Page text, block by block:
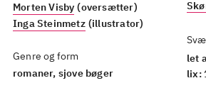
Morten Visby (oversætter)
Inga Steinmetz (illustrator)
Genre og form
romaner, sjove bøger
let
lix: